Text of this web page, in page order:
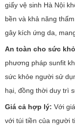
giấy vệ sinh Hà Nội
bền và khả năng
gây kích ứng da,
An toàn cho sức
phương pháp sunfit
sức khỏe người sử
hại, đồng thời duy trì
Giá cả hợp lý: Với
với túi tiền của người